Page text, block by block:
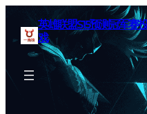
英雄联盟S15预测冠军赛
戏